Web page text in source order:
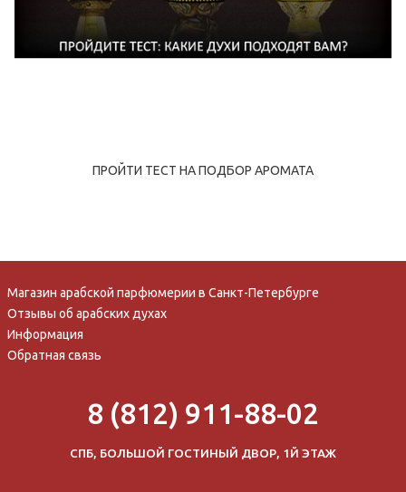
ПРОЙТИ ТЕСТ НА ПОДБОР АРОМАТА
Магазин арабской парфюмерии в Санкт-Петербурге
Отзывы об арабских духах
Информация
Обратная связь
8 (812) 911-88-02
СПБ, БОЛЬШОЙ ГОСТИНЫЙ ДВОР, 1Й ЭТАЖ